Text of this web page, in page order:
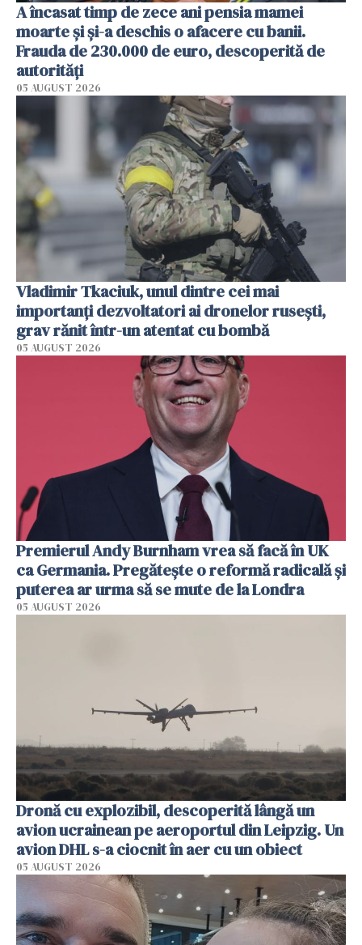
A încasat timp de zece ani pensia mamei
moarte și și-a deschis o afacere cu banii.
Frauda de 230.000 de euro, descoperită de
autorități
05 AUGUST 2026
Vladimir Tkaciuk, unul dintre cei mai
importanți dezvoltatori ai dronelor rusești,
grav rănit într-un atentat cu bombă
05 AUGUST 2026
Premierul Andy Burnham vrea să facă în UK
ca Germania. Pregătește o reformă radicală și
puterea ar urma să se mute de la Londra
05 AUGUST 2026
Dronă cu explozibil, descoperită lângă un
avion ucrainean pe aeroportul din Leipzig. Un
avion DHL s-a ciocnit în aer cu un obiect
05 AUGUST 2026